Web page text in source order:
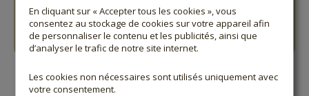
PLUS
En cliquant sur « Accepter tous les cookies », vous
consentez au stockage de cookies sur votre appareil afin
de personnaliser le contenu et les publicités, ainsi que
d’analyser le trafic de notre site internet.
Les cookies non nécessaires sont utilisés uniquement avec
votre consentement.